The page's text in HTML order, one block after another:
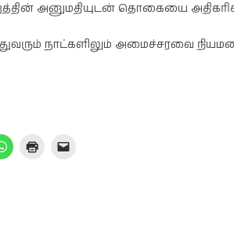
அனுமதியுடன் தொகையை
நாட்களிலும் அமைச்சரவை